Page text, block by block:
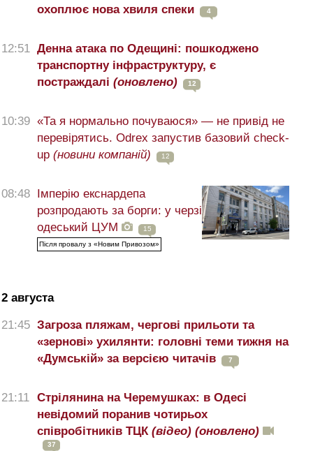
охоплює нова хвиля спеки
4
12:51 Денна атака по Одещині: пошкоджено
транспортну інфраструктуру, є
постраждалі (оновлено) 12
10:39 «Та я нормально почуваюся» — не привід не
перевірятись. Odrex запустив базовий check-
up (новини компаній) 12
08:48 Імперію екснардепа
розпродають за борги: у черзі
одеський ЦУМ
15
Після провалу з «Новим Привозом»
2 августа
21:45 Загроза пляжам, чергові прильоти та
«зернові» ухилянти: головні теми тижня на
«Думській» за версією читачів
7
21:11
Стрілянина на Черемушках: в Одесі
невідомий поранив чотирьох
співробітників ТЦК (відео) (оновлено)
37